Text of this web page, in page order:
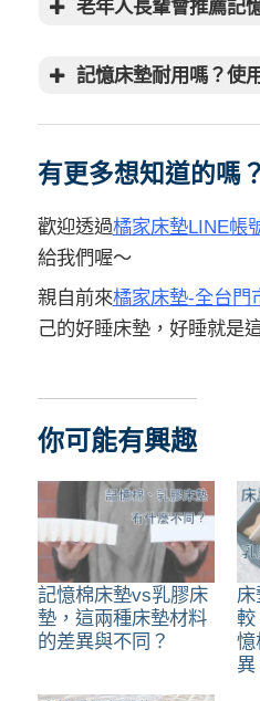
床墊多
老年人長輩會推薦記
該推薦
記憶床墊耐用嗎？使
有更多想知道的嗎？
歡迎透過橘家床墊LINE帳
給我們喔～
親自前來橘家床墊-全台門
己的好睡床墊，好睡就是
你可能有興趣
記憶棉床墊vs乳膠床
墊，這兩種床墊材料
的差異與不同？
床
較
憶
異